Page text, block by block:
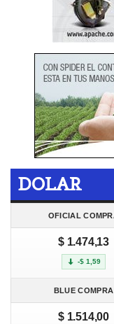
DOLAR
OFICIAL
$ 1.474,13
-$ 1,59
BLUE COMPRA
$ 1.514,00